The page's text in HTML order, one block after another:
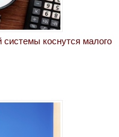
коснутся малого